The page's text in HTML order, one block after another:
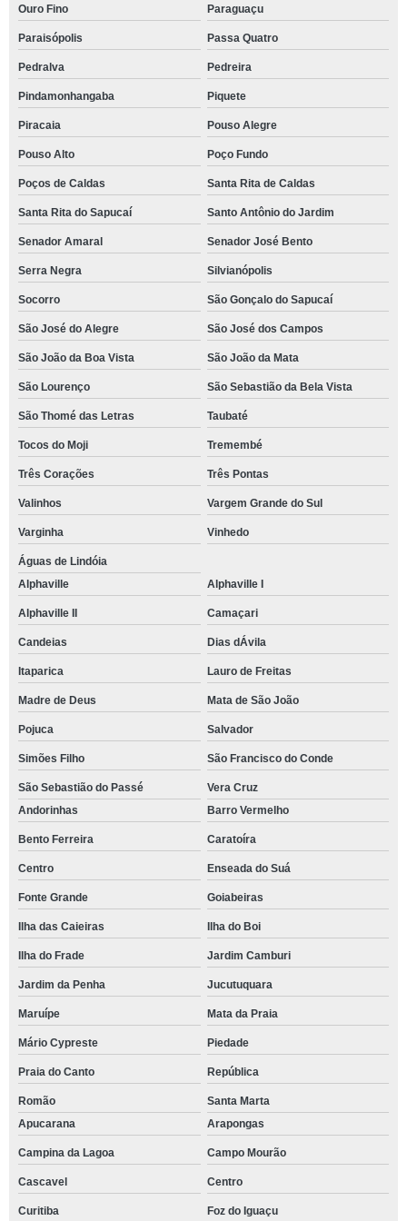
Ouro Fino Paraguaçu
Paraisópolis Passa Quatro
Pedralva Pedreira
Pindamonhangaba Piquete
Piracaia Pouso Alegre
Pouso Alto Poço Fundo
Poços de Caldas Santa Rita de Caldas
Santa Rita do Sapucaí Santo Antônio do Jardim
Senador Amaral Senador José Bento
Serra Negra Silvianópolis
Socorro São Gonçalo do Sapucaí
São José do Alegre São José dos Campos
São João da Boa Vista São João da Mata
São Lourenço São Sebastião da Bela Vista
São Thomé das Letras Taubaté
Tocos do Moji Tremembé
Três Corações Três Pontas
Valinhos Vargem Grande do Sul
Varginha Vinhedo
Águas de Lindóia
Alphaville
Alphaville I
Alphaville II Camaçari
Candeias Dias dÁvila
Itaparica Lauro de Freitas
Madre de Deus Mata de São João
Pojuca Salvador
Simões Filho São Francisco do Conde
São Sebastião do Passé
Vera Cruz
Andorinhas
Barro Vermelho
Bento Ferreira Caratoíra
Centro Enseada do Suá
Fonte Grande Goiabeiras
Ilha das Caieiras Ilha do Boi
Ilha do Frade Jardim Camburi
Jardim da Penha Jucutuquara
Maruípe Mata da Praia
Mário Cypreste Piedade
Praia do Canto República
Romão
Santa Marta
Apucarana
Arapongas
Campina da Lagoa Campo Mourão
Cascavel Centro
Curitiba Foz do Iguaçu